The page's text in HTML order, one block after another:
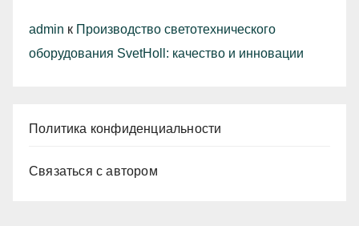
admin к Производство светотехнического
оборудования SvetHoll: качество и инновации
Политика конфиденциальности
Связаться с автором